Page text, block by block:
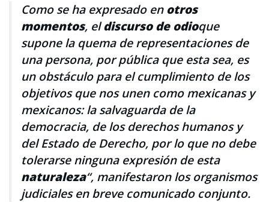
Como se ha expresado en otros
momentos, eldiscurso de odioque
supone la quema de representaciones de
una persona, por pública que esta sea, es
un obstáculo para el cumplimiento de los
objetivos que nos unen como mexicanas y
mexicanos: la salvaguarda de la
democracia, de los derechos humanos y
del Estado de Derecho, por lo que no debe
tolerarse ninguna expresión de esta
naturaleza“, manifestaron los organismos
judiciales en breve comunicado conjunto.